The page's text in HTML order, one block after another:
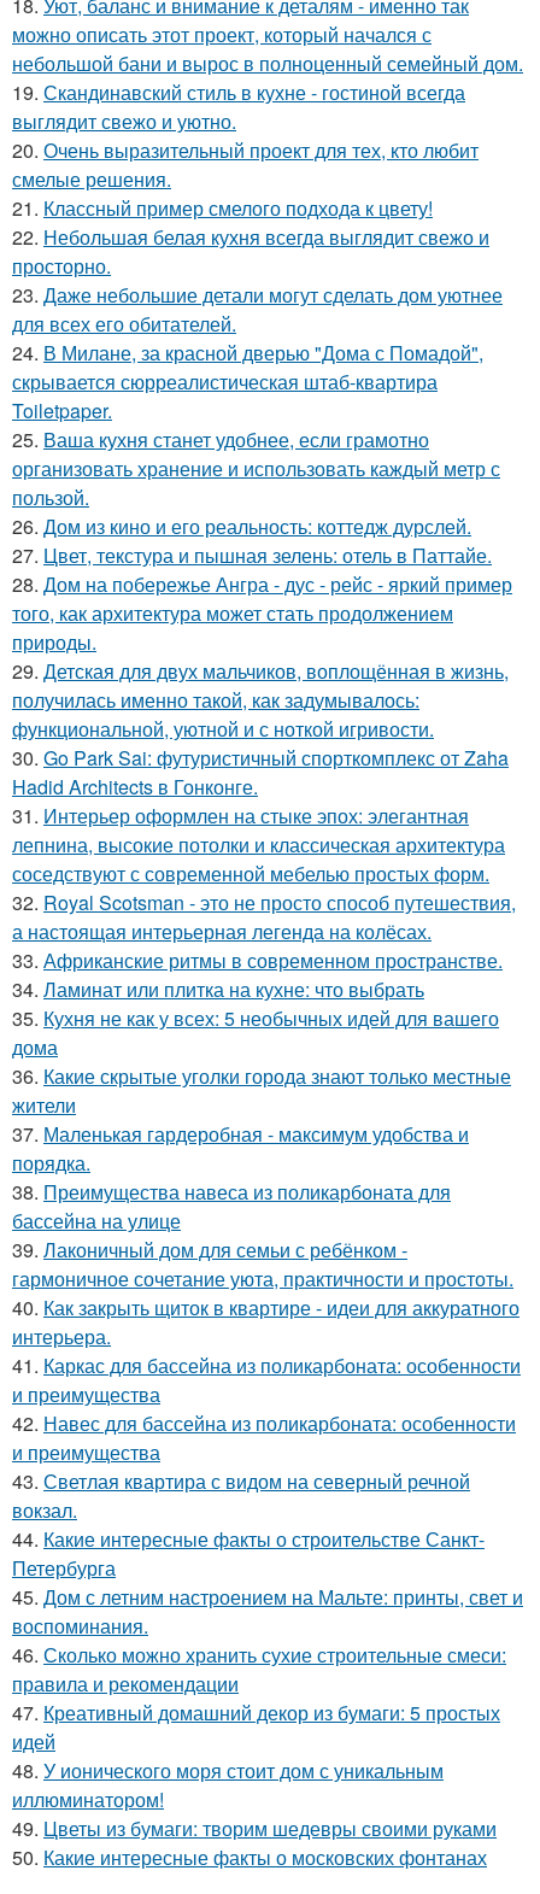
можно описать этот проект, который начался с
небольшой бани и вырос в полноценный семейный дом.
19. Скандинавский стиль в кухне - гостиной всегда
выглядит свежо и уютно.
20. Очень выразительный проект для тех, кто любит
смелые решения.
21. Классный пример смелого подхода к цвету!
22. Небольшая белая кухня всегда выглядит свежо и
просторно.
23. Даже небольшие детали могут сделать дом уютнее
для всех его обитателей.
24. В Милане, за красной дверью "Дома с Помадой",
скрывается сюрреалистическая штаб-квартира
Toiletpaper.
25. Ваша кухня станет удобнее, если грамотно
организовать хранение и использовать каждый метр с
пользой.
26. Дом из кино и его реальность: коттедж дурслей.
27. Цвет, текстура и пышная зелень: отель в Паттайе.
28. Дом на побережье Ангра - дус - рейс - яркий пример
того, как архитектура может стать продолжением
природы.
29. Детская для двух мальчиков, воплощённая в жизнь,
получилась именно такой, как задумывалось:
функциональной, уютной и с ноткой игривости.
30. Go Park Sai: футуристичный спорткомплекс от Zaha
Hadid Architects в Гонконге.
31. Интерьер оформлен на стыке эпох: элегантная
лепнина, высокие потолки и классическая архитектура
соседствуют с современной мебелью простых форм.
32. Royal Scotsman - это не просто способ путешествия,
а настоящая интерьерная легенда на колёсах.
33. Африканские ритмы в современном пространстве.
34. Ламинат или плитка на кухне: что выбрать
35. Кухня не как у всех: 5 необычных идей для вашего
дома
36. Какие скрытые уголки города знают только местные
жители
37. Маленькая гардеробная - максимум удобства и
порядка.
38. Преимущества навеса из поликарбоната для
бассейна на улице
39. Лаконичный дом для семьи с ребёнком -
гармоничное сочетание уюта, практичности и простоты.
40. Как закрыть щиток в квартире - идеи для аккуратного
интерьера.
41. Каркас для бассейна из поликарбоната: особенности
и преимущества
42. Навес для бассейна из поликарбоната: особенности
и преимущества
43. Светлая квартира с видом на северный речной
вокзал.
44. Какие интересные факты о строительстве Санкт-
Петербурга
45. Дом с летним настроением на Мальте: принты, свет и
воспоминания.
46. Сколько можно хранить сухие строительные смеси:
правила и рекомендации
47. Креативный домашний декор из бумаги: 5 простых
идей
48. У ионического моря стоит дом с уникальным
иллюминатором!
49. Цветы из бумаги: творим шедевры своими руками
50. Какие интересные факты о московских фонтанах